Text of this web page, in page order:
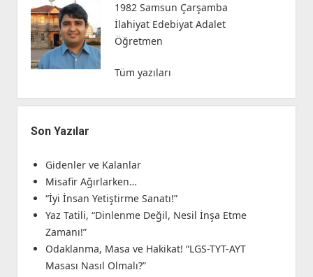
1982 Samsun Çarşamba
İlahiyat Edebiyat Adalet
Öğretmen
Tüm yazıları
Son Yazılar
Gidenler ve Kalanlar
Misafir Ağırlarken…
“İyi İnsan Yetiştirme Sanatı!”
Yaz Tatili, “Dinlenme Değil, Nesil İnşa Etme
Zamanı!”
Odaklanma, Masa ve Hakikat! “LGS-TYT-AYT
Masası Nasıl Olmalı?”